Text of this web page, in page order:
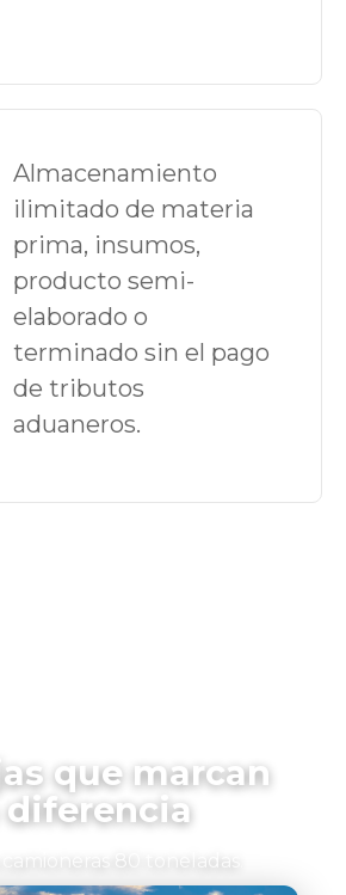
Almacenamiento
ilimitado de materia
prima, insumos,
producto semi-
elaborado o
terminado sin el pago
de tributos
aduaneros.
que marcan
diferencia
80 toneladas.